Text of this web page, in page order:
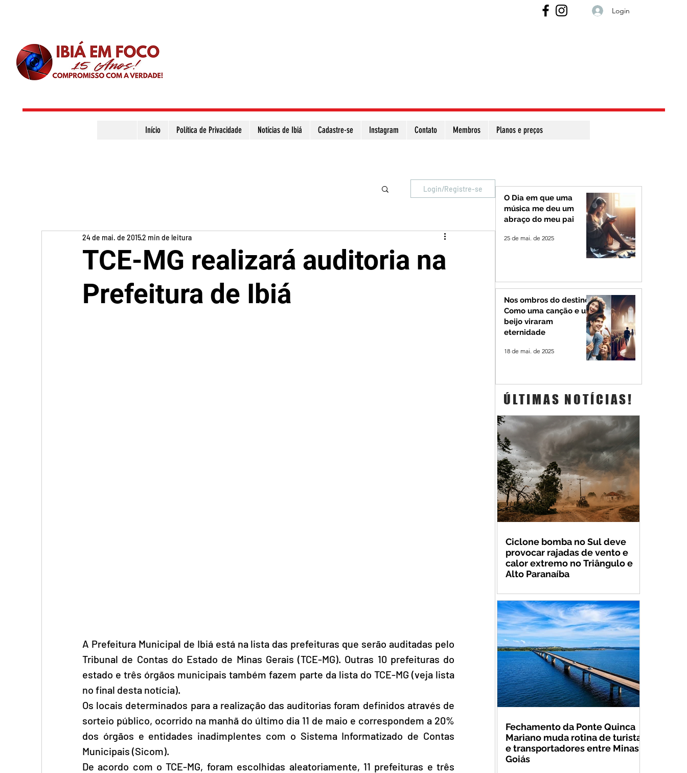
Login
Início Política de Privacidade Notícias de Ibiá Cadastre-se Instagram Contato Membros Planos e preços
Login/Registre-se
TCE-MG realizará auditoria na
Prefeitura de Ibiá
24 de mai. de 20152 min de leitura
A Prefeitura Municipal de Ibiá está na lista das prefeituras que serão auditadas pelo
Tribunal de Contas do Estado de Minas Gerais (TCE-MG). Outras 10 prefeituras do
estado e três órgãos municipais também fazem parte da lista do TCE-MG (veja lista
no final desta notícia).
Os locais determinados para a realização das auditorias foram definidos através de
sorteio público, ocorrido na manhã do último dia 11 de maio e correspondem a 20%
dos órgãos e entidades inadimplentes com o Sistema Informatizado de Contas
Municipais (Sicom).
De acordo com o TCE-MG, foram escolhidas aleatoriamente, 11 prefeituras e três
O Dia em que uma
música me deu um
abraço do meu pai
25 de mai. de 2025
Nos ombros do destino:
Como uma canção e um
beijo viraram
eternidade
18 de mai. de 2025
ÚLTIMAS NOTÍCIAS!
Ciclone bomba no Sul deve
provocar rajadas de vento e
calor extremo no Triângulo e
Alto Paranaíba
Fechamento da Ponte Quinca
Mariano muda rotina de turistas
e transportadores entre Minas e
Goiás